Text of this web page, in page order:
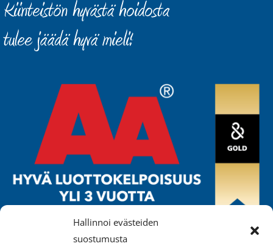
Hallinnoi evästeiden
suostumusta
ISÄNNÖINTIPALVELU MÄKELÄ OY